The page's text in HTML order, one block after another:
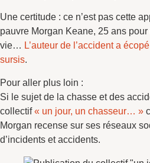
Une certitude : ce n’est pas cette
pauvre Morgan Keane, 25 ans pour
vie… L’auteur de l’accident a
sursis.
Pour aller plus loin :
Si le sujet de la chasse et des
collectif« un jour, un chasseur… »
Morgan recense sur ses réseaux
d’incidents et accidents.